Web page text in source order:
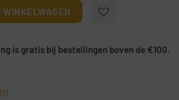
WINKELWAGEN
is gratis bij bestellingen boven de €100.